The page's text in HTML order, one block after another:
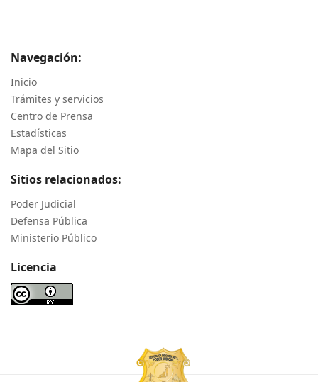
Navegación:
Inicio
Trámites y servicios
Centro de Prensa
Estadísticas
Mapa del Sitio
Sitios relacionados:
Poder Judicial
Defensa Pública
Ministerio Público
Licencia